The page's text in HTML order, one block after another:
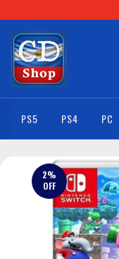
PS5 PS4 PC
2%
OFF